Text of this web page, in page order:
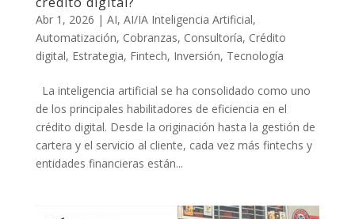
Abr 1, 2026 | AI, AI/IA Inteligencia Artificial,
Automatización, Cobranzas, Consultoría, Crédito
digital, Estrategia, Fintech, Inversión, Tecnología
La inteligencia artificial se ha consolidado como uno
de los principales habilitadores de eficiencia en el
crédito digital. Desde la originación hasta la gestión de
cartera y el servicio al cliente, cada vez más fintechs y
entidades financieras están...